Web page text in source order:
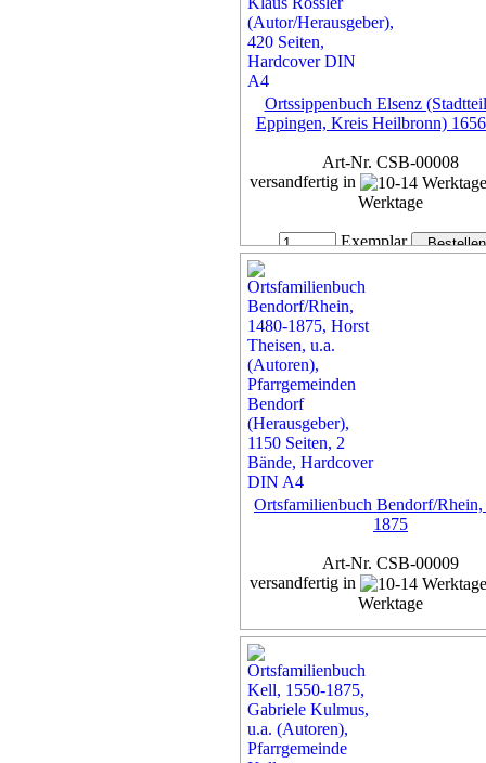
Ortssippenbuch Elsenz
Eppingen, Kreis Heilbronn)
Art-Nr. CSB-00008
versandfertig in
Werktage
Exemplar
inkl. 7% MwSt,
Details...
Ortsfamilienbuch Bendorf/
1875
Art-Nr. CSB-00009
versandfertig in
Werktage
Exemplar
inkl. 7% MwSt,